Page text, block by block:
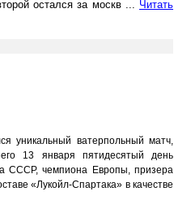
остался за москв ... Читать
уникальный ватерпольный матч,
13 января пятидесятый день
СССР, чемпиона Европы, призера
«Лукойл-Спартака» в качестве